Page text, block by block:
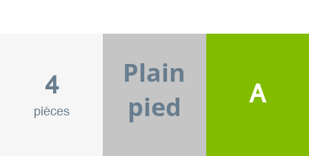
4
pièces
Plain
pied
A